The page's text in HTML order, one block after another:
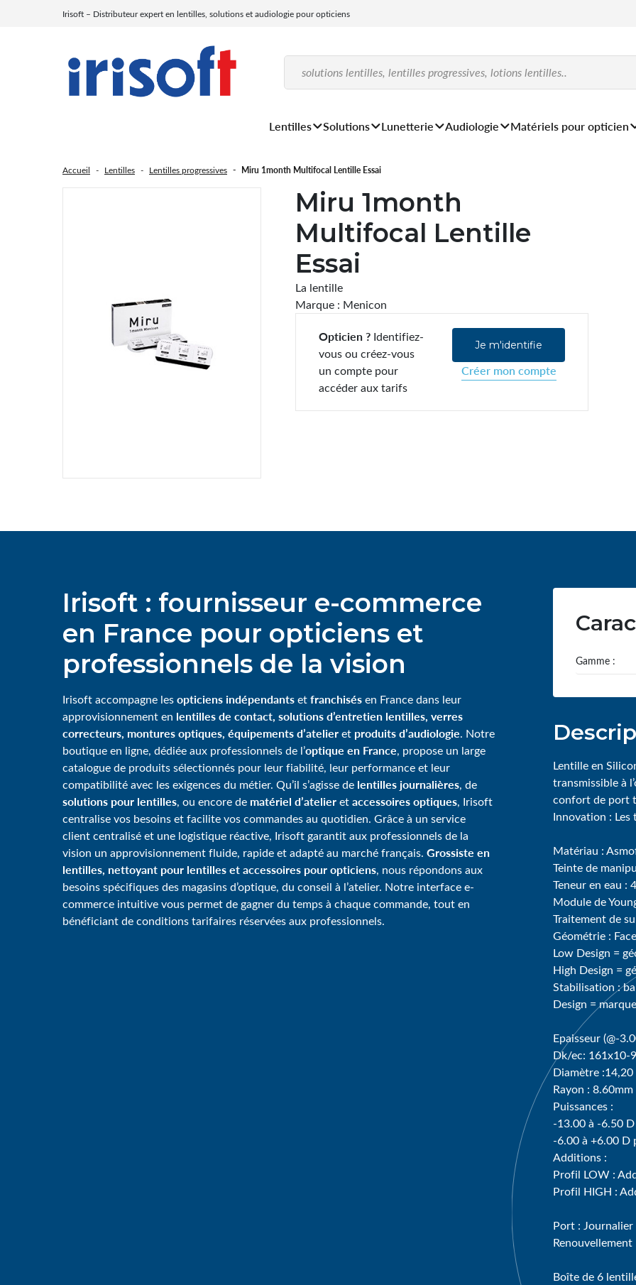
Irisoft – Distributeur expert en lentilles, solutions et audiologie pour opticiens
Lentilles Solutions Lunetterie Audiologie Matériels pour opticien
Accueil Lentilles Lentilles progressives Miru 1month Multifocal Lentille Essai
Miru 1month
Multifocal Lentille
Essai
La lentille
Marque : Menicon
Opticien ?Identifiez-
vous ou créez-vous
un compte pour
accéder aux tarifs
Je m'identifie
Créer mon compte
Irisoft : fournisseur e-commerce
en France pour opticiens et
professionnels de la vision
Irisoft accompagne lesopticiens indépendantsetfranchisésen France dans leur
approvisionnement en lentilles de contact, solutions d’entretien lentilles, verres
correcteurs, montures optiques, équipements d’atelieret produits d’audiologie. Notre
boutique en ligne, dédiée aux professionnels de l’optique en France, propose un large
catalogue de produits sélectionnés pour leur fiabilité, leur performance et leur
compatibilité avec les exigences du métier. Qu’il s’agisse de lentilles journalières, de
solutions pour lentilles, ou encore de matériel d’atelieretaccessoires optiques, Irisoft
centralise vos besoins et facilite vos commandes au quotidien. Grâce à un service
client centralisé et une logistique réactive, Irisoft garantit aux professionnels de la
vision un approvisionnement fluide, rapide et adapté au marché français. Grossiste en
lentilles, nettoyant pour lentilles et accessoires pour opticiens, nous répondons aux
besoins spécifiques des magasins d’optique, du conseil à l’atelier. Notre interface e-
commerce intuitive vous permet de gagner du temps à chaque commande, tout en
bénéficiant de conditions tarifaires réservées aux professionnels.
Gamme :
Lentille en
transmissible à
confort de port
Innovation :
Matériau :
Teinte de
Teneur en eau :
Module de
Traitement de
Géométrie :
Low Design =
High Design =
Stabilisation :
Design =
Epaisseur (@-
Dk/ec: 161x10-
Diamètre :14,20
Rayon : 8.60mm
Puissances :
-13.00 à -6.50
-6.00 à +6.00 D
Additions :
Profil LOW :
Profil HIGH :
Port : Journalier
Boîte de 6